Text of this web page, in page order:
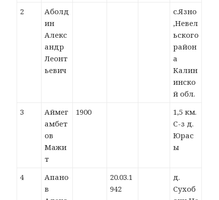
2
Аболд
ин
Алекс
андр
Леонт
ьевич
с.Язно
,Невел
ьского
район
а
Калин
инско
й обл.
3
Аймег
амбет
ов
Мажи
т
1900
1,5 км.
С-з д.
Юрас
ы
4
Апано
в
20.03.1
942
д.
Сухоб